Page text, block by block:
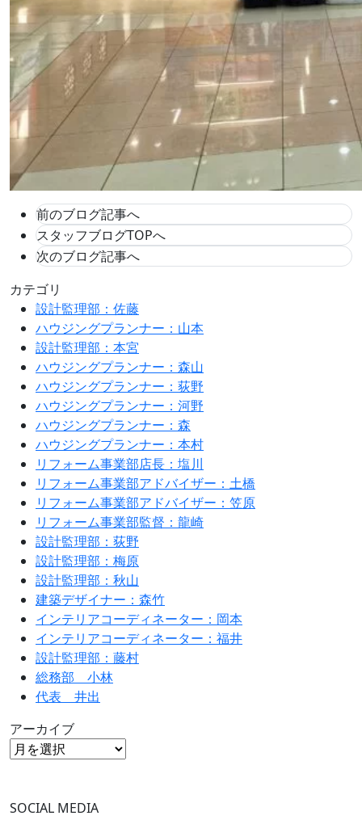
前のブログ記事へ
スタッフブログTOPへ
次のブログ記事へ
カテゴリ
設計監理部：佐藤
ハウジングプランナー：山本
設計監理部：本宮
ハウジングプランナー：森山
ハウジングプランナー：荻野
ハウジングプランナー：河野
ハウジングプランナー：森
ハウジングプランナー：本村
リフォーム事業部店長：塩川
リフォーム事業部アドバイザー：土橋
リフォーム事業部アドバイザー：笠原
リフォーム事業部監督：龍崎
設計監理部：荻野
設計監理部：梅原
設計監理部：秋山
建築デザイナー：森竹
インテリアコーディネーター：岡本
インテリアコーディネーター：福井
設計監理部：藤村
総務部 小林
代表 井出
アーカイブ
SOCIAL MEDIA